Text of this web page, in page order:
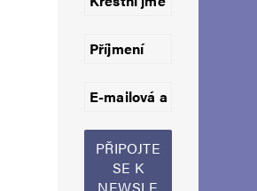
Informujte mě o nových komentářích e-mailem.
Alternative: